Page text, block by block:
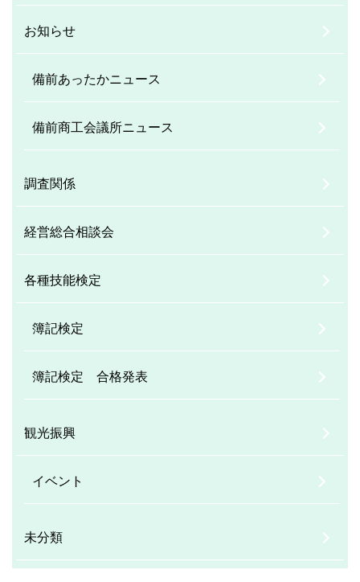
お知らせ
備前あったかニュース
備前商工会議所ニュース
調査関係
経営総合相談会
各種技能検定
簿記検定
簿記検定 合格発表
観光振興
イベント
未分類